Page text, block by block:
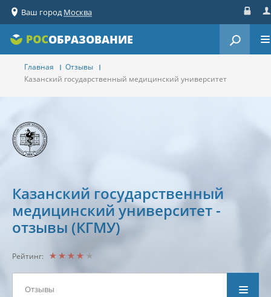
Ваш городМосква
ОБРАЗОВАНИЕ
Главная
Отзывы
Казанский государственный медицинский университет
Казанский государственный
медицинский университет -
отзывы (КГМУ)
Рейтинг:
Отзывы